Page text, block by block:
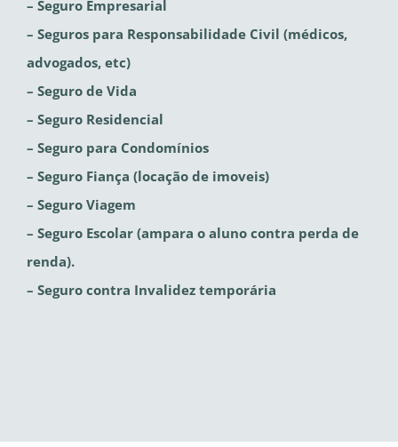
– Seguro Empresarial
– Seguros para Responsabilidade Civil (médicos,
advogados, etc)
– Seguro de Vida
– Seguro Residencial
– Seguro para Condomínios
– Seguro Fiança (locação de imoveis)
– Seguro Viagem
– Seguro Escolar (ampara o aluno contra perda de
renda).
– Seguro contra Invalidez temporária